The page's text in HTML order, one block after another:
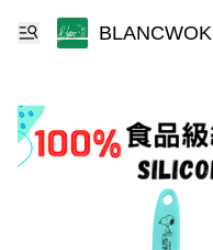
BLANCWOK